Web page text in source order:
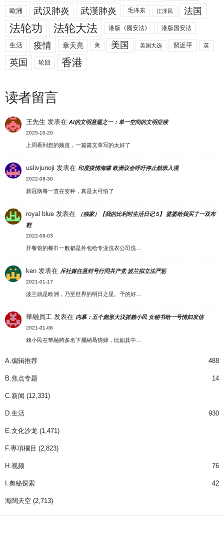
歐洲 武汉肺炎 武漢肺炎 毛泽东 江泽民 法国
法轮功 法轮大法 港版《國安法》 港版国安法
生活 疫情 章天亮 美 美国 美国大选 習近平 英
英国 轮回 香港
读者留言
王先生 发表在AI的文明意蕴之一：单一空间的文明症候
2025-10-20
上周看到您的频道，一篇篇文章写的太好了
uslivjunoji 发表在 印度疫情海啸 欧洲议会呼吁停止航班入境
2022-08-30
新冠病毒一直在变种，真是太可怕了
royal blue 发表在
（独家）【我的比利时生活日记 5】 婆婆给我买了一双布
鞋
2022-08-03
开餐馆的餐巾一般都是外包给专业洗衣公司洗…
ken 发表在 斥社媒任意封号行同共产党 波兰拟立法严惩
2021-01-17
波兰就是欧洲，乃至世界的明日之星。干的好…
華融員工 发表在 内幕：五个彪形大汉抓赖小民 女秘书给一号情妇发信
2021-01-08
賴小民在華融將多名下屬納爲情婦，比如其中…
A.编辑推荐 488
B.焦点专题 14
C.新闻 (12,331)
D.生活 930
E.文化沙龙 (1,471)
F.專項欄目 (2,823)
H.视频 76
I.奧秘探索 42
海闊天空 (2,713)